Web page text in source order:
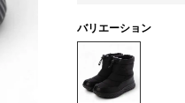
バリエーション